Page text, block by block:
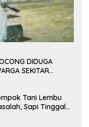
DIDUGA
SEKITAR
Tani Lembu
Sapi Tinggal